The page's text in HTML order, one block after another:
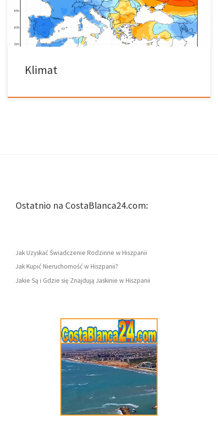
ubierać się według sezonu. We wnętrzu Hiszpanii temperatura
zmienia się znacznie z jednego sezonu […]
Klimat
Ostatnio na CostaBlanca24.com:
Jak Uzyskać Świadczenie Rodzinne w Hiszpanii
Jak Kupić Nieruchomość w Hiszpanii?
Jakie Są i Gdzie się Znajdują Jaskinie w Hiszpanii